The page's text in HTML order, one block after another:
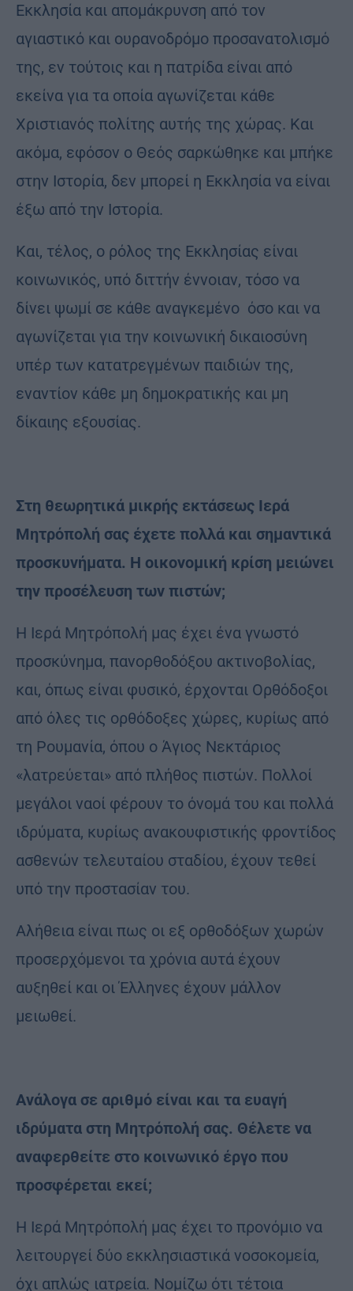
Εκκλησία και απομάκρυνση από τον
αγιαστικό και ουρανοδρόμο προσανατολισμό
της, εν τούτοις και η πατρίδα είναι από
εκείνα για τα οποία αγωνίζεται κάθε
Χριστιανός πολίτης αυτής της χώρας. Και
ακόμα, εφόσον ο Θεός σαρκώθηκε και μπήκε
στην Ιστορία, δεν μπορεί η Εκκλησία να είναι
έξω από την Ιστορία.
Και, τέλος, ο ρόλος της Εκκλησίας είναι
κοινωνικός, υπό διττήν έννοιαν, τόσο να
δίνει ψωμί σε κάθε αναγκεμένο όσο και να
αγωνίζεται για την κοινωνική δικαιοσύνη
υπέρ των κατατρεγμένων παιδιών της,
εναντίον κάθε μη δημοκρατικής και μη
δίκαιης εξουσίας.
Στη θεωρητικά μικρής εκτάσεως Ιερά
Μητρόπολή σας έχετε πολλά και σημαντικά
προσκυνήματα. Η οικονομική κρίση μειώνει
την προσέλευση των πιστών;
Η Ιερά Μητρόπολή μας έχει ένα γνωστό
προσκύνημα, πανορθοδόξου ακτινοβολίας,
και, όπως είναι φυσικό, έρχονται Ορθόδοξοι
από όλες τις ορθόδοξες χώρες, κυρίως από
τη Ρουμανία, όπου ο Άγιος Νεκτάριος
«λατρεύεται» από πλήθος πιστών. Πολλοί
μεγάλοι ναοί φέρουν το όνομά του και πολλά
ιδρύματα, κυρίως ανακουφιστικής φροντίδος
ασθενών τελευταίου σταδίου, έχουν τεθεί
υπό την προστασίαν του.
Αλήθεια είναι πως οι εξ ορθοδόξων χωρών
προσερχόμενοι τα χρόνια αυτά έχουν
αυξηθεί και οι Έλληνες έχουν μάλλον
μειωθεί.
Ανάλογα σε αριθμό είναι και τα ευαγή
ιδρύματα στη Μητρόπολή σας. Θέλετε να
αναφερθείτε στο κοινωνικό έργο που
προσφέρεται εκεί;
Η Ιερά Μητρόπολή μας έχει το προνόμιο να
λειτουργεί δύο εκκλησιαστικά νοσοκομεία,
όχι απλώς ιατρεία. Νομίζω ότι τέτοια